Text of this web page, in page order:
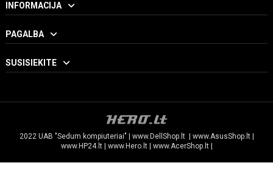
INFORMACIJA
PAGALBA
SUSISIEKITE
2022 UAB "Sedum kompiuteriai" | www.DellShop.lt www.AsusShop.lt
www.HP24.lt| www.Hero.lt| www.AcerShop.lt|